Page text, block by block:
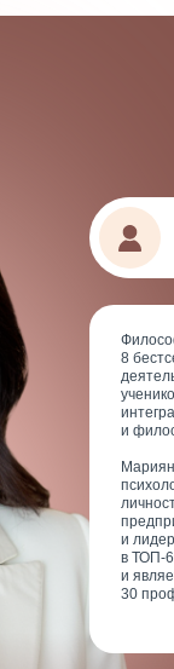
8
и
и
в ТОП-
и
30